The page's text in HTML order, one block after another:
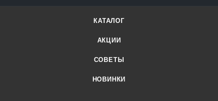
КАТАЛОГ
АКЦИИ
СОВЕТЫ
НОВИНКИ